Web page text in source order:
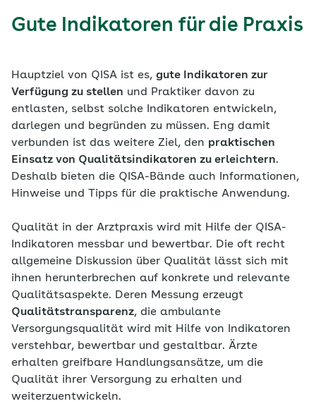
Gute Indikatoren für die Praxis
Hauptziel von QISA ist es, gute Indikatoren zur
Verfügung zu stellen und Praktiker davon zu
entlasten, selbst solche Indikatoren entwickeln,
darlegen und begründen zu müssen. Eng damit
verbunden ist das weitere Ziel, den praktischen
Einsatz von Qualitätsindikatoren zu erleichtern.
Deshalb bieten die QISA-Bände auch Informationen,
Hinweise und Tipps für die praktische Anwendung.
Qualität in der Arztpraxis wird mit Hilfe der QISA-
Indikatoren messbar und bewertbar. Die oft recht
allgemeine Diskussion über Qualität lässt sich mit
ihnen herunterbrechen auf konkrete und relevante
Qualitätsaspekte. Deren Messung erzeugt
Qualitätstransparenz, die ambulante
Versorgungsqualität wird mit Hilfe von Indikatoren
verstehbar, bewertbar und gestaltbar. Ärzte
erhalten greifbare Handlungsansätze, um die
Qualität ihrer Versorgung zu erhalten und
weiterzuentwickeln.